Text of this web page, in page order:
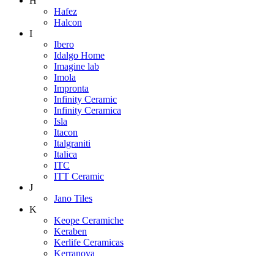
Hafez
Halcon
I
Ibero
Idalgo Home
Imagine lab
Imola
Impronta
Infinity Ceramic
Infinity Ceramica
Isla
Itacon
Italgraniti
Italica
ITC
ITT Ceramic
J
Jano Tiles
K
Keope Ceramiche
Keraben
Kerlife Ceramicas
Kerranova